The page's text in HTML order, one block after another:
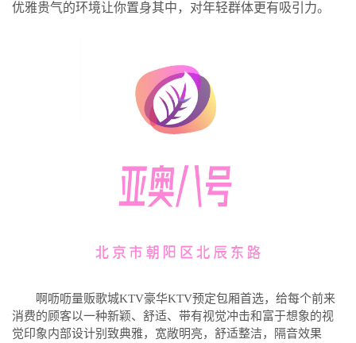
优雅贵气的环境让你置身其中，对年轻群体更有吸引力。
啊呖呖量贩歌城KTV豪华KTV预定包厢首选，给每个前来
消费的顾客以一种新颖、舒适、带有视觉冲击和富于想象的视
觉印象内部设计别致典雅，宽敞明亮，舒适整洁，隔音效果